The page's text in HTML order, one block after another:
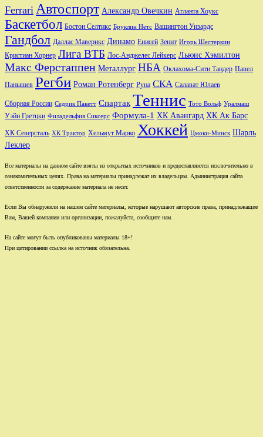
Ferrari Автоспорт Александр Овечкин Атланта Хоукс
Баскетбол Бостон Селтикс Бруклин Нетс Вашингтон Уизардс
Гандбол Даллас Маверикс Динамо Енисей Зенит Игорь Шестеркин
Кристиан Хорнер Лига ВТБ Лос-Анджелес Лейкерс Льюис Хэмилтон
Макс Ферстаппен Металлург НБА Оклахома-Сити Тандер Павел
Панышев Регби Роман Ротенберг Руна СКА Салават Юлаев
Сборная России Седрик Пакетт Спартак Теннис Тото Вольф Уралмаш
Уэйн Гретцки Филадельфия Сиксерс Формула-1 ХК Авангард ХК Ак Барс
ХК Северсталь ХК Трактор Хельмут Марко Хоккей Цмоки-Минск Шарль
Леклер
Все материалы на данном сайте взяты из открытых источников и предоставляются исключительно в
ознакомительных целях. Права на материалы принадлежат их владельцам. Администрация сайта
ответственности за содержание материала не несет.
Если Вы обнаружили на нашем сайте материалы, которые нарушают авторские права, принадлежащие
Вам, Вашей компании или организации, пожалуйста, сообщите нам.
На сайте могут быть опубликованы материалы 18+!
При цитировании ссылка на источник обязательна.